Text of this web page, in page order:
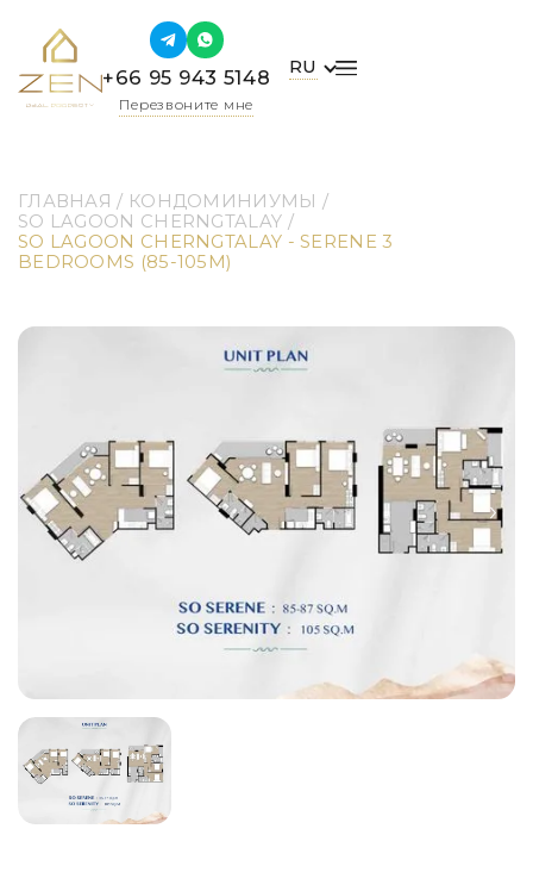
+66 95 943 5148
Перезвоните мне
RU
ГЛАВНАЯ / КОНДОМИНИУМЫ /
SO LAGOON CHERNGTALAY /
SO LAGOON CHERNGTALAY - SERENE 3
BEDROOMS (85-105M)